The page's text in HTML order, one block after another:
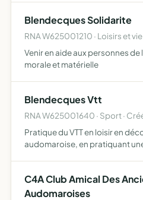
Blendecques Solidarite
RNA W625001210 · Loisirs et
Venir en aide aux personnes
morale et matérielle
Blendecques Vtt
RNA W625001640 · Sport ·
Pratique du VTT en loisir en
audomaroise, en pratiquant
C4A Club Amical Des
Audomaroises